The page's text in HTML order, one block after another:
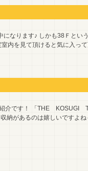
なります♪ しかも38Ｆとい
内を見て頂けると気に入っ
介です！ 「THE KOSUGI
納があるのは嬉しいですよ